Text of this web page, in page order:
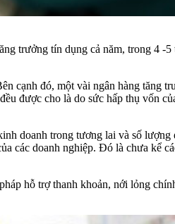
trưởng tín dụng cả năm, trong 4 -
cạnh đó, một vài ngân hàng tăng
được cho là do sức hấp thụ vốn
doanh trong tương lai và số lượng
các doanh nghiệp. Đó là chưa kể
hỗ trợ thanh khoản, nới lỏng